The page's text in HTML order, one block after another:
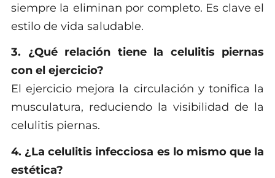
siempre la eliminan por completo. Es clave el
estilo de vida saludable.
3. ¿Qué relación tiene la celulitis piernas
con el ejercicio?
El ejercicio mejora la circulación y tonifica la
musculatura, reduciendo la visibilidad de la
celulitis piernas.
4. ¿La celulitis infecciosa es lo mismo que la
estética?